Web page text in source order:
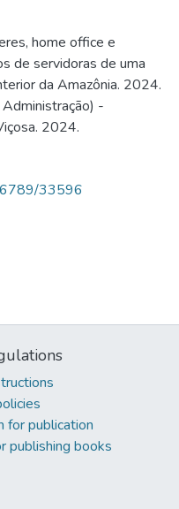
home office e
de servidoras de uma
da Amazônia. 2024.
-
2024.
33596
for publication
publishing books